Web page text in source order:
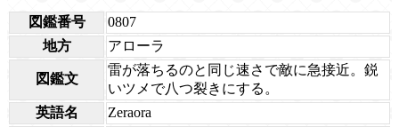
図鑑番号
0807
地方
アローラ
図鑑文
雷が落ちるのと同じ速さで敵に急接近。鋭
いツメで八つ裂きにする。
英語名
Zeraora